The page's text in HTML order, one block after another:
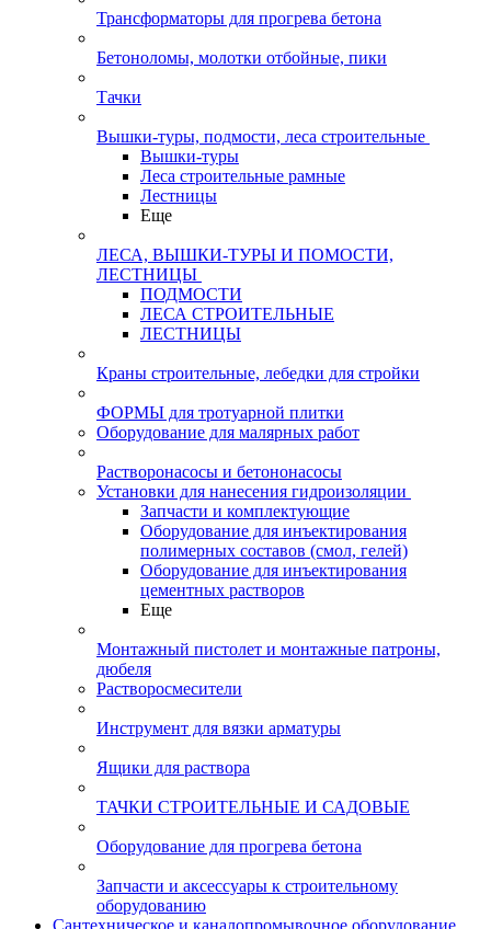
Трансформаторы для прогрева бетона
Бетоноломы, молотки отбойные, пики
Тачки
Вышки-туры, подмости, леса строительные
Вышки-туры
Леса строительные рамные
Лестницы
Еще
ЛЕСА, ВЫШКИ-ТУРЫ И ПОМОСТИ,
ЛЕСТНИЦЫ
ПОДМОСТИ
ЛЕСА СТРОИТЕЛЬНЫЕ
ЛЕСТНИЦЫ
Краны строительные, лебедки для стройки
ФОРМЫ для тротуарной плитки
Оборудование для малярных работ
Растворонасосы и бетононасосы
Установки для нанесения гидроизоляции
Запчасти и комплектующие
Оборудование для инъектирования
полимерных составов (смол, гелей)
Оборудование для инъектирования
цементных растворов
Еще
Монтажный пистолет и монтажные патроны,
дюбеля
Растворосмесители
Инструмент для вязки арматуры
Ящики для раствора
ТАЧКИ СТРОИТЕЛЬНЫЕ И САДОВЫЕ
Оборудование для прогрева бетона
Запчасти и аксессуары к строительному
оборудованию
Сантехническое и каналопромывочное оборудование